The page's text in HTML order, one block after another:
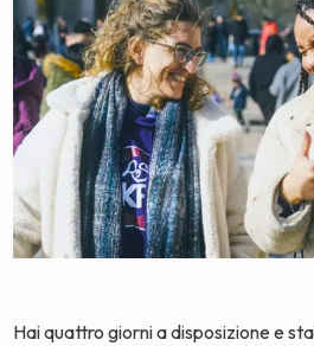
Hai quattro giorni a disposizione e